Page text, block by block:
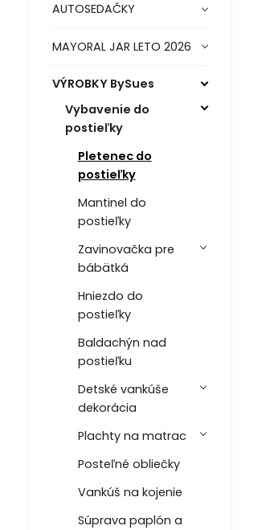
AUTOSEDAČKY
MAYORAL JAR LETO 2026
VÝROBKY BySues
Vybavenie do
postieľky
Pletenec do
postieľky
Mantinel do
postieľky
Zavinovačka pre
bábätká
Hniezdo do
postieľky
Baldachýn nad
postieľku
Detské vankúše
dekorácia
Plachty na matrac
Posteľné obliečky
Vankúš na kojenie
Súprava paplón a